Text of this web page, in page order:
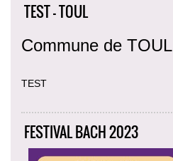
TEST - TOUL
Commune de TOUL
TEST
FESTIVAL BACH 2023